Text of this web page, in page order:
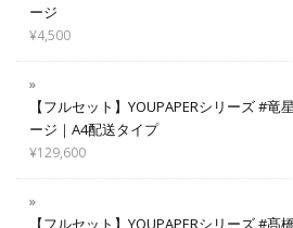
ージ
¥4,500
【フルセット】YOUPAPERシリーズ #竜
ージ｜A4配送タイプ
¥129,600
【フルセット】YOUPAPERシリーズ #髙